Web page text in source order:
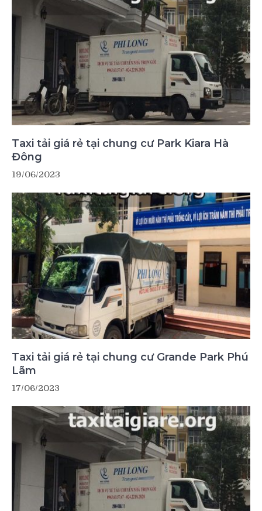
Taxi tải giá rẻ tại chung cư Park Kiara Hà
Đông
19/06/2023
Taxi tải giá rẻ tại chung cư Grande Park Phú
Lãm
17/06/2023